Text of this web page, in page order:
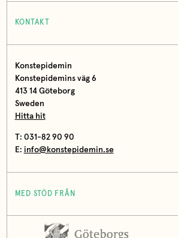
KONTAKT
Konstepidemin
Konstepidemins väg 6
413 14 Göteborg
Sweden
Hitta hit
T: 031-82 90 90
E: info@konstepidemin.se
MED STÖD FRÅN